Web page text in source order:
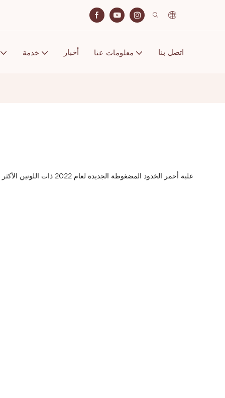
خدمة أخبار معلومات عنا اتصل بنا
علبة أحمر الخدود المضغوطة